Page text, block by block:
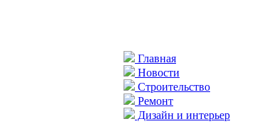
Главная
Новости
Строительство
Ремонт
Дизайн и интерьер